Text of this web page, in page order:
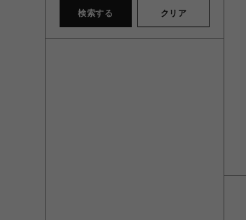
検索する クリア